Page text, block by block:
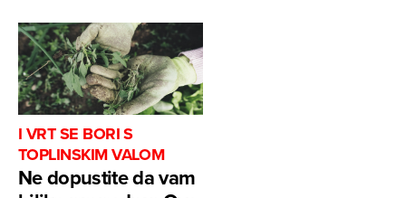
I VRT SE BORI S
TOPLINSKIM VALOM
Ne dopustite da vam